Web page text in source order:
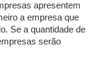
apresentem
a empresa que
Se a quantidade de
serão